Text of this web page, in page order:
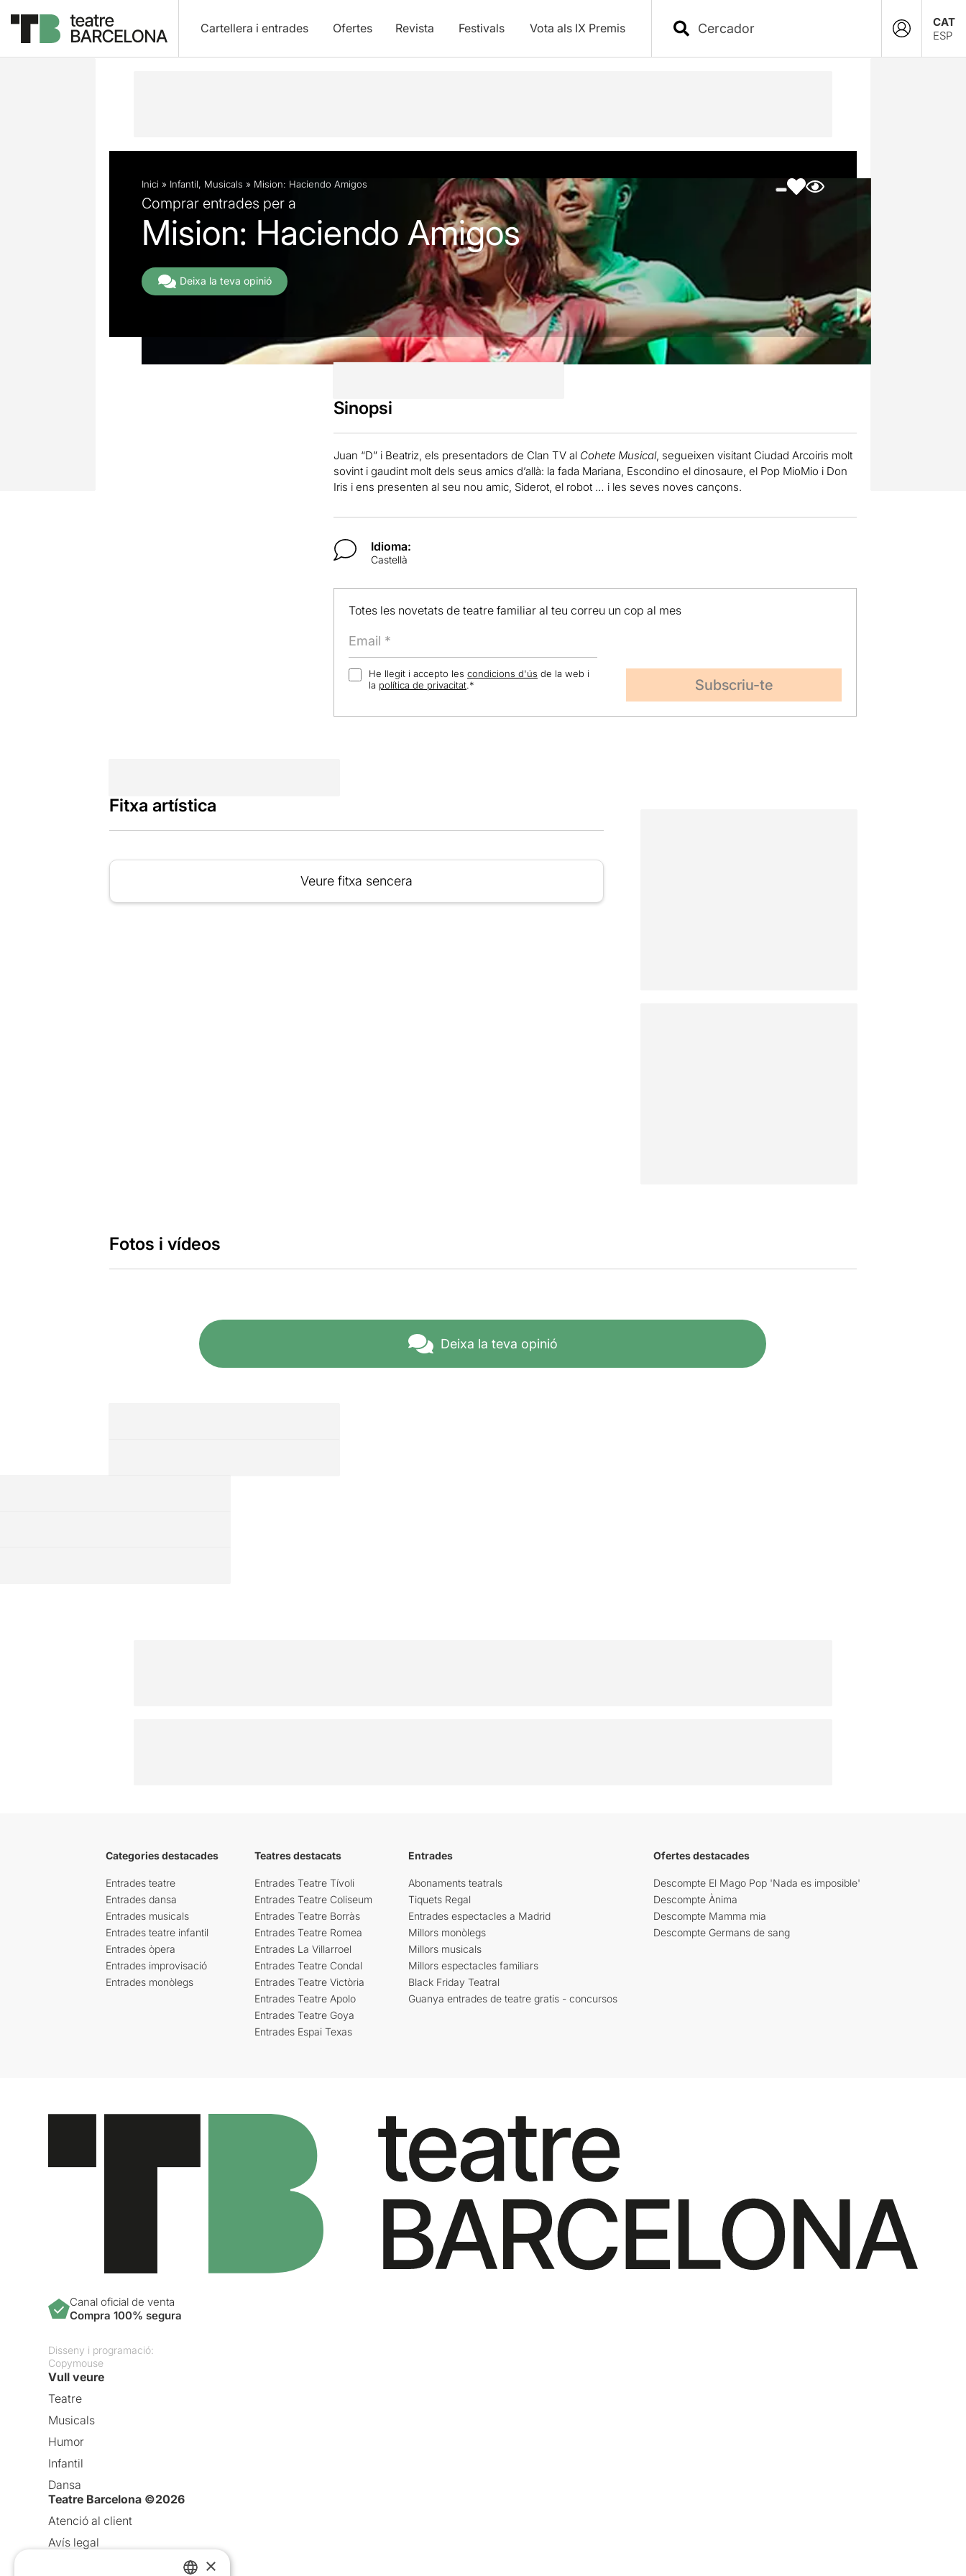
Cartellera i entrades Ofertes Revista Festivals Vota als IX Premis
CAT
ESP
Descripció Fitxa artística Fotos i vídeos
Inici » Infantil, Musicals » Mision: Haciendo Amigos
Comprar entrades per a
Mision: Haciendo Amigos
Deixa la teva opinió
Sinopsi
Juan “D” i Beatriz, els presentadors de Clan TV al Cohete Musical, segueixen visitant Ciudad Arcoiris molt
sovint i gaudint molt dels seus amics d’allà: la fada Mariana, Escondino el dinosaure, el Pop MioMio i Don
Iris i ens presenten al seu nou amic, Siderot, el robot … i les seves noves cançons.
Idioma:
Castellà
Totes les novetats de teatre familiar al teu correu un cop al mes
He llegit i accepto les condicions d'ús de la web i
la política de privacitat.*
Fitxa artística
Veure fitxa sencera
Fotos i vídeos
Deixa la teva opinió
Categories destacades
Entrades teatre
Entrades dansa
Entrades musicals
Entrades teatre infantil
Entrades òpera
Entrades improvisació
Entrades monòlegs
Teatres destacats
Entrades Teatre Tívoli
Entrades Teatre Coliseum
Entrades Teatre Borràs
Entrades Teatre Romea
Entrades La Villarroel
Entrades Teatre Condal
Entrades Teatre Victòria
Entrades Teatre Apolo
Entrades Teatre Goya
Entrades Espai Texas
Entrades
Abonaments teatrals
Tiquets Regal
Entrades espectacles a Madrid
Millors monòlegs
Millors musicals
Millors espectacles familiars
Black Friday Teatral
Guanya entrades de teatre gratis - concursos
Ofertes destacades
Descompte El Mago Pop 'Nada es imposible'
Descompte Ànima
Descompte Mamma mia
Descompte Germans de sang
Canal oficial de venta
Compra 100% segura
Disseny i programació:
Copymouse
Vull veure
Teatre
Musicals
Humor
Infantil
Dansa
Teatre Barcelona ©2026
Atenció al client
Avís legal
×